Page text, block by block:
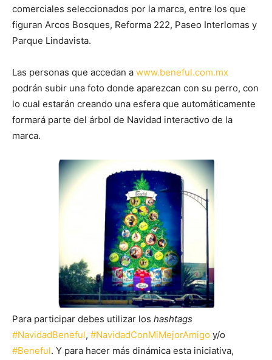
comerciales seleccionados por la marca, entre los que
figuran Arcos Bosques, Reforma 222, Paseo Interlomas y
Parque Lindavista.
Las personas que accedan a www.beneful.com.mx
podrán subir una foto donde aparezcan con su perro, con
lo cual estarán creando una esfera que automáticamente
formará parte del árbol de Navidad interactivo de la
marca.
Para participar debes utilizar los hashtags
#NavidadBeneful, #NavidadConMiMejorAmigo y/o
#Beneful. Y para hacer más dinámica esta iniciativa,